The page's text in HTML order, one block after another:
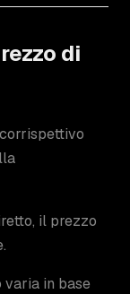
di
il prezzo
varia in base